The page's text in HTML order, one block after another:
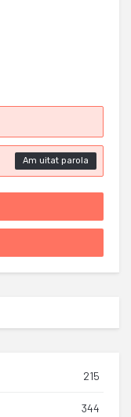
Am uitat parola
215
344